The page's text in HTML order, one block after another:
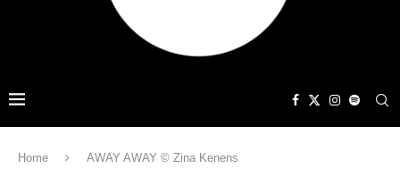
Home AWAY AWAY © Zina Kenens